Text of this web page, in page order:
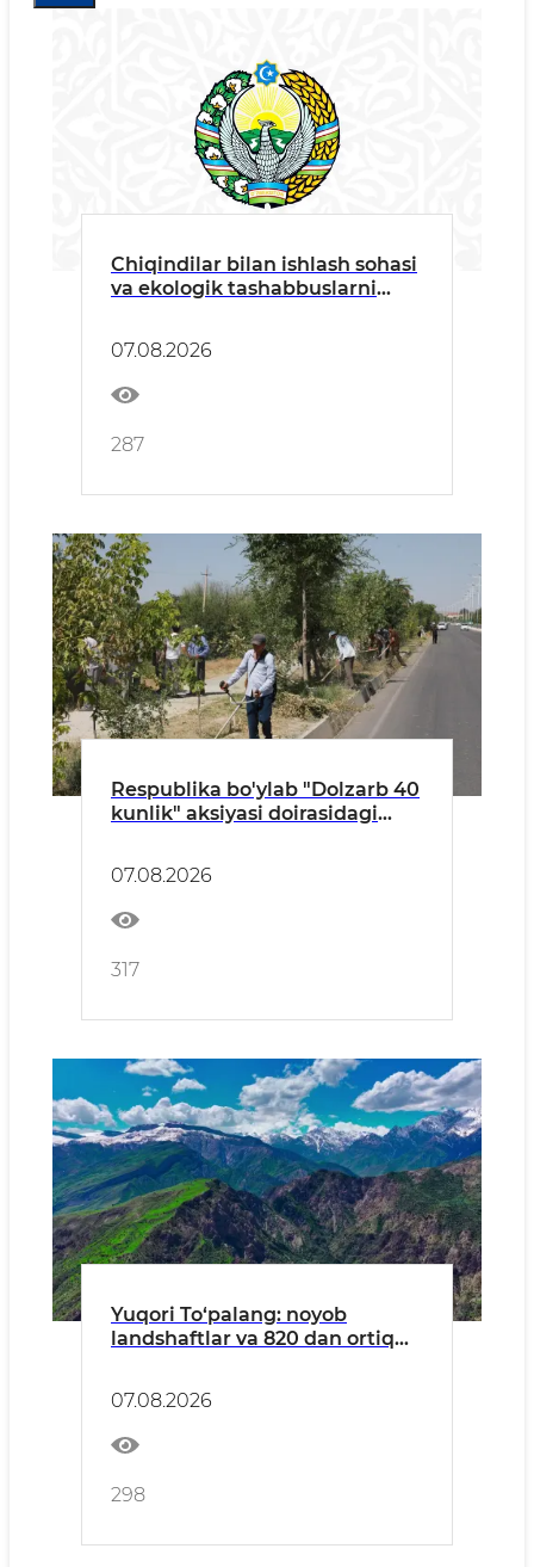
Chiqindilar bilan ishlash sohasi
va ekologik tashabbuslarni
yig'ilishida muhokama qilindi
07.08.2026
287
Respublika bo'ylab "Dolzarb 40
kunlik" aksiyasi doirasidagi
07.08.2026
317
Yuqori To‘palang: noyob
landshaftlar va 820 dan ortiq
07.08.2026
298